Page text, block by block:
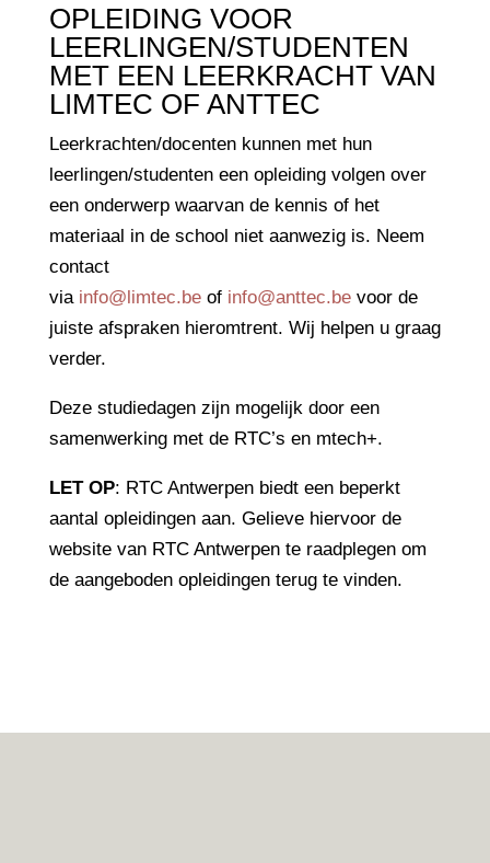
OPLEIDING VOOR
LEERLINGEN/STUDENTEN
MET EEN LEERKRACHT VAN
LIMTEC OF ANTTEC
Leerkrachten/docenten kunnen met hun
leerlingen/studenten een opleiding volgen over
een onderwerp waarvan de kennis of het
materiaal in de school niet aanwezig is. Neem
contact
via info@limtec.beof info@anttec.bevoor de
juiste afspraken hieromtrent. Wij helpen u graag
verder.
Deze studiedagen zijn mogelijk door een
samenwerking met de RTC’s en mtech+.
LET OP: RTC Antwerpen biedt een beperkt
aantal opleidingen aan. Gelieve hiervoor de
website van RTC Antwerpen te raadplegen om
de aangeboden opleidingen terug te vinden.